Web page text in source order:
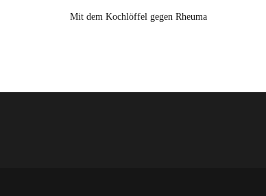
Mit dem Kochlöffel gegen Rheuma